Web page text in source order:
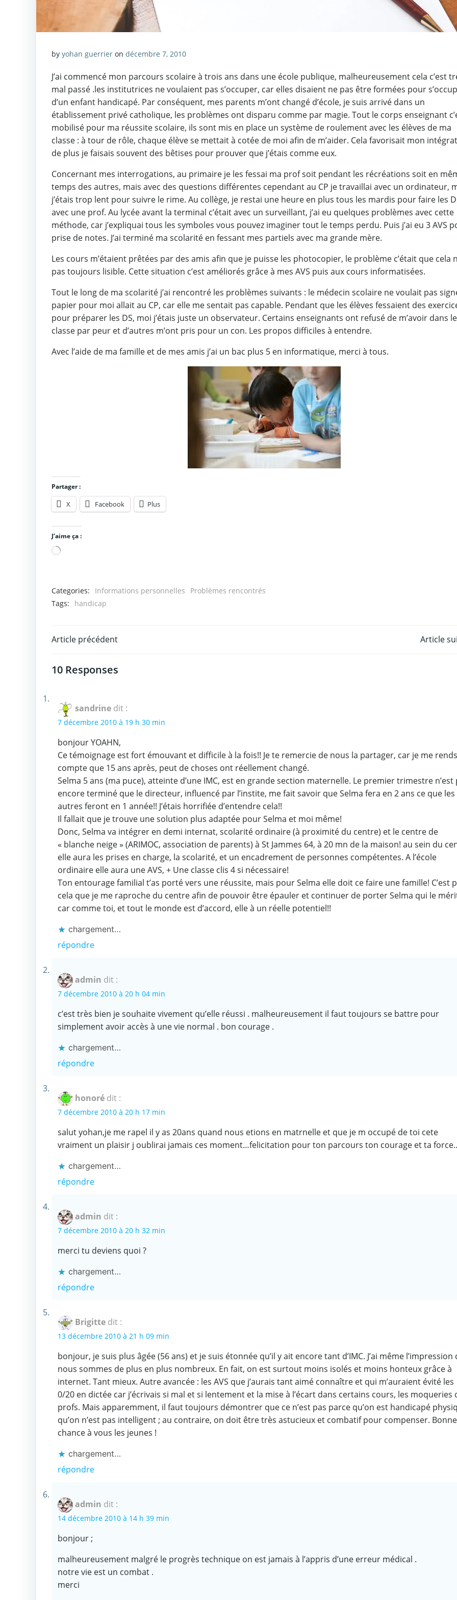
by yohan guerrier on décembre 7, 2010
J’ai commencé mon parcours scolaire à trois ans dans une école publique, malheureusement cela c’est
mal passé .les institutrices ne voulaient pas s’occuper, car elles disaient ne pas être formées pour
d’un enfant handicapé. Par conséquent, mes parents m’ont changé d’école, je suis arrivé dans un
établissement privé catholique, les problèmes ont disparu comme par magie. Tout le corps enseignant
mobilisé pour ma réussite scolaire, ils sont mis en place un système de roulement avec les élèves de ma
classe : à tour de rôle, chaque élève se mettait à cotée de moi afin de m’aider. Cela favorisait mon
de plus je faisais souvent des bêtises pour prouver que j’étais comme eux.
Concernant mes interrogations, au primaire je les fessai ma prof soit pendant les récréations soit en
temps des autres, mais avec des questions différentes cependant au CP je travaillai avec un ordinateur,
j’étais trop lent pour suivre le rime. Au collège, je restai une heure en plus tous les mardis pour faire les
avec une prof. Au lycée avant la terminal c’était avec un surveillant, j’ai eu quelques problèmes avec cette
méthode, car j’expliquai tous les symboles vous pouvez imaginer tout le temps perdu. Puis j’ai eu 3 AVS
prise de notes. J’ai terminé ma scolarité en fessant mes partiels avec ma grande mère.
Les cours m’étaient prêtées par des amis afin que je puisse les photocopier, le problème c’était que cela
pas toujours lisible. Cette situation c’est améliorés grâce à mes AVS puis aux cours informatisées.
Tout le long de ma scolarité j’ai rencontré les problèmes suivants : le médecin scolaire ne voulait pas
papier pour moi allait au CP, car elle me sentait pas capable. Pendant que les élèves fessaient des
pour préparer les DS, moi j’étais juste un observateur. Certains enseignants ont refusé de m’avoir dans
classe par peur et d’autres m’ont pris pour un con. Les propos difficiles à entendre.
Avec l’aide de ma famille et de mes amis j’ai un bac plus 5 en informatique, merci à tous.
Partager :
X Facebook Plus
J’aime ça :
Chargement…
Categories: Informations personnelles
Problèmes rencontrés
Tags:
handicap
Post
navigation
Article précédent Article
10 Responses
sandrine dit :
7 décembre 2010 à 19 h 30 min
bonjour YOAHN,
Ce témoignage est fort émouvant et difficile à la fois!! Je te remercie de nous la partager, car je me rends
compte que 15 ans après, peut de choses ont réellement changé.
Selma 5 ans (ma puce), atteinte d’une IMC, est en grande section maternelle. Le premier trimestre n’est
encore terminé que le directeur, influencé par l’instite, me fait savoir que Selma fera en 2 ans ce que les
autres feront en 1 année!! J’étais horrifiée d’entendre cela!!
Il fallait que je trouve une solution plus adaptée pour Selma et moi même!
Donc, Selma va intégrer en demi internat, scolarité ordinaire (à proximité du centre) et le centre de
« blanche neige » (ARIMOC, association de parents) à St Jammes 64, à 20 mn de la maison! au sein du
elle aura les prises en charge, la scolarité, et un encadrement de personnes compétentes. A l’école
ordinaire elle aura une AVS, + Une classe clis 4 si nécessaire!
Ton entourage familial t’as porté vers une réussite, mais pour Selma elle doit ce faire une famille! C’est
cela que je me raproche du centre afin de pouvoir être épauler et continuer de porter Selma qui le
car comme toi, et tout le monde est d’accord, elle à un réelle potentiel!!
chargement…
répondre
admin dit :
7 décembre 2010 à 20 h 04 min
c’est très bien je souhaite vivement qu’elle réussi . malheureusement il faut toujours se battre pour
simplement avoir accès à une vie normal . bon courage .
chargement…
répondre
honoré dit :
7 décembre 2010 à 20 h 17 min
salut yohan,je me rapel il y as 20ans quand nous etions en matrnelle et que je m occupé de toi cete
vraiment un plaisir j oublirai jamais ces moment…felicitation pour ton parcours ton courage et ta
chargement…
répondre
admin dit :
7 décembre 2010 à 20 h 32 min
merci tu deviens quoi ?
chargement…
répondre
Brigitte dit :
13 décembre 2010 à 21 h 09 min
bonjour, je suis plus âgée (56 ans) et je suis étonnée qu’il y ait encore tant d’IMC. J’ai même l’impression
nous sommes de plus en plus nombreux. En fait, on est surtout moins isolés et moins honteux grâce à
internet. Tant mieux. Autre avancée : les AVS que j’aurais tant aimé connaître et qui m’auraient évité les
0/20 en dictée car j’écrivais si mal et si lentement et la mise à l’écart dans certains cours, les moqueries
profs. Mais apparemment, il faut toujours démontrer que ce n’est pas parce qu’on est handicapé
qu’on n’est pas intelligent ; au contraire, on doit être très astucieux et combatif pour compenser. Bonne
chance à vous les jeunes !
chargement…
répondre
admin dit :
14 décembre 2010 à 14 h 39 min
bonjour ;
malheureusement malgré le progrès technique on est jamais à l’appris d’une erreur médical .
notre vie est un combat .
merci